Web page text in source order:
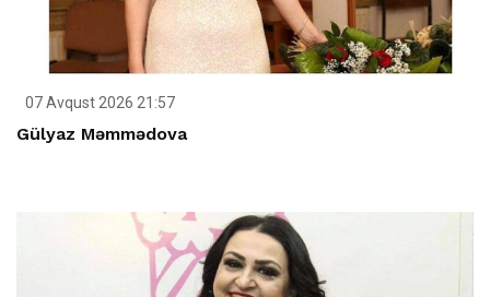
07 Avqust 2026 21:57
Gülyaz Məmmədova